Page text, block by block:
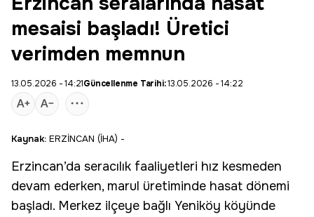
mesaisi başladı! Üretici
verimden memnun
13.05.2026 - 14:21Güncellenme Tarihi:13.05.2026 - 14:22
Kaynak: ERZİNCAN (İHA) -
Erzincan’da seracılık faaliyetleri hız kesmeden
devam ederken, marul üretiminde hasat dönemi
başladı. Merkez ilçeye bağlı Yeniköy köyünde